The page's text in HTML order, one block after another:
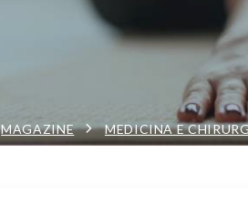
MAGAZINE MEDICINA E